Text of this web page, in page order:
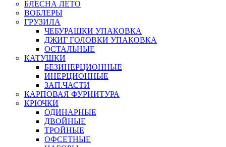
БЛЕСНА ЛЕТО
ВОБЛЕРЫ
ГРУЗИЛА
ЧЕБУРАШКИ УПАКОВКА
ДЖИГ ГОЛОВКИ УПАКОВКА
ОСТАЛЬНЫЕ
КАТУШКИ
БЕЗИНЕРЦИОННЫЕ
ИНЕРЦИОННЫЕ
ЗАП.ЧАСТИ
КАРПОВАЯ ФУРНИТУРА
КРЮЧКИ
ОДИНАРНЫЕ
ДВОЙНЫЕ
ТРОЙНЫЕ
ОФСЕТНЫЕ